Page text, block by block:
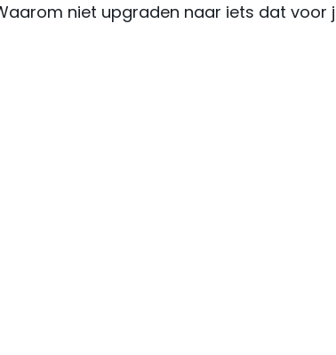
niet upgraden naar iets dat voor